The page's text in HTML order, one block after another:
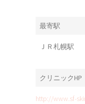
最寄駅
ＪＲ札幌駅
クリニックHP
http://www.sf-